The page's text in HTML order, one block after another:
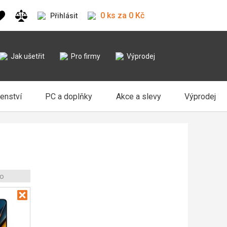
Přihlásit 0 ks za 0 Kč
Jak ušetřit Pro firmy Výprodej
PC a doplňky Akce a slevy Výprodej